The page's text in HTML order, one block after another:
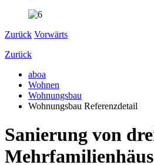
Zurück Vorwärts
Zurück
aboa
Wohnen
Wohnungsbau
Wohnungsbau Referenzdetail
Sanierung von